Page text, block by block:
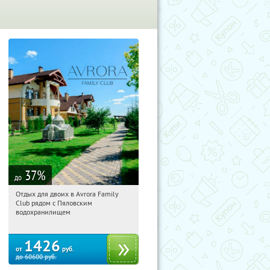
до 37%
15:08:34 Купили:
Московская обл., Мытищинский р-н,
Отдых для двоих в Avrora Family
Club рядом с Пяловским
водохранилищем
от 1426 руб.
до60600руб.